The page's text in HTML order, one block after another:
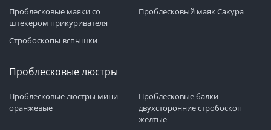
Проблесковые маяки со
штекером прикуривателя
Проблесковый маяк Сакура
Стробоскопы вспышки
Проблесковые люстры
Проблесковые люстры мини
оранжевые
Проблесковые балки
двухсторонние стробоскоп
желтые